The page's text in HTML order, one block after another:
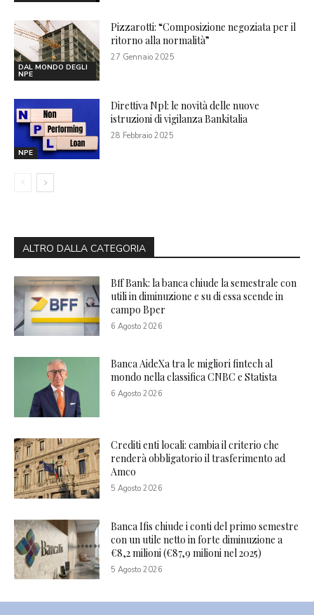
DAL MONDO DEGLI
NPE
Pizzarotti: “Composizione negoziata per il
ritorno alla normalità”
27 Gennaio 2025
NPE
Direttiva Npl: le novità delle nuove
istruzioni di vigilanza Bankitalia
28 Febbraio 2025
ALTRO DALLA CATEGORIA
Bff Bank: la banca chiude la semestrale con
utili in diminuzione e su di essa scende in
campo Bper
6 Agosto 2026
Banca AideXa tra le migliori fintech al
mondo nella classifica CNBC e Statista
6 Agosto 2026
Crediti enti locali: cambia il criterio che
renderà obbligatorio il trasferimento ad
Amco
5 Agosto 2026
Banca Ifis chiude i conti del primo semestre
con un utile netto in forte diminuzione a
€8,2 milioni (€87,9 milioni nel 2025)
5 Agosto 2026